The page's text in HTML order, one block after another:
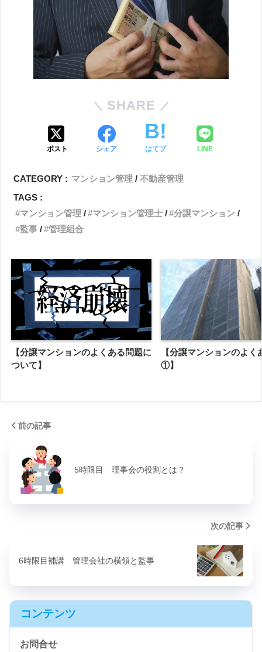
SHARE
ポスト シェア はてブ LINE
CATEGORY : マンション管理
不動産管理
TAGS :
マンション管理
マンション管理士
分譲マンション
監事
管理組合
【分譲マンションのよくある問題に
ついて】
【分譲マンションのよく
①】
前の記事
5時限目 理事会の役割とは？
次の記事
6時限目補講 管理会社の横領と監事
コンテンツ
お問合せ